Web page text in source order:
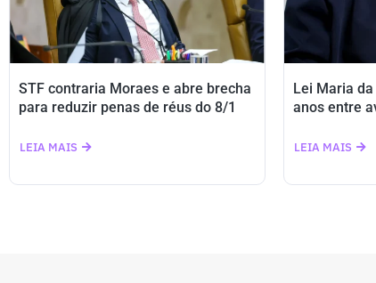
STF contraria Moraes e abre brecha
para reduzir penas de réus do 8/1
LEIA MAIS
Lei Maria
anos entre
LEIA MAIS